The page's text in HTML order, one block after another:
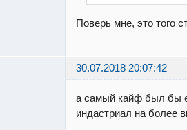
Поверь мне, это того
30.07.2018 20:07:42
а самый кайф был бы
индастриал на более